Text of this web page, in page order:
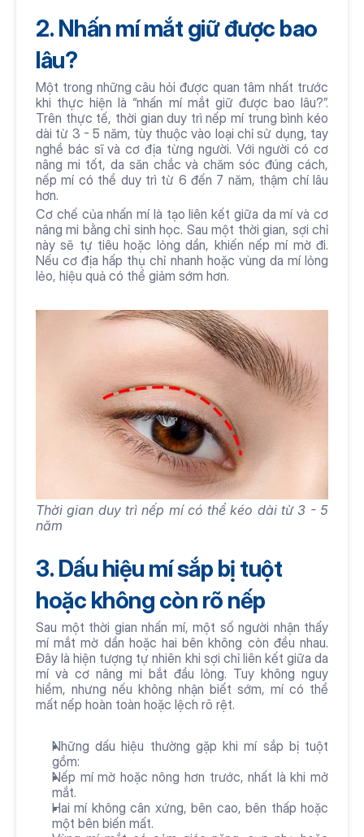
2. Nhấn mí mắt giữ được bao
lâu?
Một trong những câu hỏi được quan tâm nhất trước
khi thực hiện là “nhấn mí mắt giữ được bao lâu?”.
Trên thực tế, thời gian duy trì nếp mí trung bình kéo
dài từ 3 - 5 năm, tùy thuộc vào loại chỉ sử dụng, tay
nghề bác sĩ và cơ địa từng người. Với người có cơ
nâng mi tốt, da săn chắc và chăm sóc đúng cách,
nếp mí có thể duy trì từ 6 đến 7 năm, thậm chí lâu
hơn.
Cơ chế của nhấn mí là tạo liên kết giữa da mí và cơ
nâng mi bằng chỉ sinh học. Sau một thời gian, sợi chỉ
này sẽ tự tiêu hoặc lỏng dần, khiến nếp mí mờ đi.
Nếu cơ địa hấp thụ chỉ nhanh hoặc vùng da mí lỏng
lẻo, hiệu quả có thể giảm sớm hơn.
Thời gian duy trì nếp mí có thể kéo dài từ 3 - 5
năm
3. Dấu hiệu mí sắp bị tuột
hoặc không còn rõ nếp
Sau một thời gian nhấn mí, một số người nhận thấy
mí mắt mờ dần hoặc hai bên không còn đều nhau.
Đây là hiện tượng tự nhiên khi sợi chỉ liên kết giữa da
mí và cơ nâng mi bắt đầu lỏng. Tuy không nguy
hiểm, nhưng nếu không nhận biết sớm, mí có thể
mất nếp hoàn toàn hoặc lệch rõ rệt.
Những dấu hiệu thường gặp khi mí sắp bị tuột
gồm:
Nếp mí mờ hoặc nông hơn trước, nhất là khi mở
mắt.
Hai mí không cân xứng, bên cao, bên thấp hoặc
một bên biến mất.